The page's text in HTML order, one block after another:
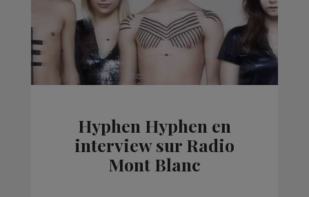
Hyphen Hyphen en
interview sur Radio
Mont Blanc